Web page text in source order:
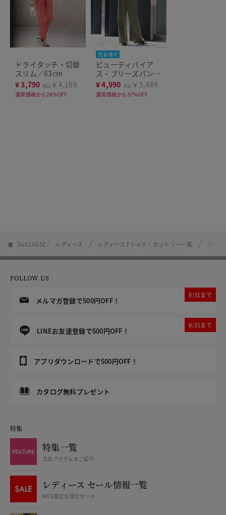
ドライタッチ・切替
スリム／63cm
¥3,790 税込 ￥4,169
通常価格から24%OFF
洗濯機可
ビューティバイア
ス・ブリーズパンツ
／63㎝
¥4,990 税込 ￥5,489
通常価格から37%OFF
DoCLASSE レディース レディース Tシャツ・カットソー一覧 シル
FOLLOW US
メルマガ登録で500円OFF！
8/31まで
LINEお友達登録で500円OFF！
8/31まで
アプリダウンロードで500円OFF！
カタログ無料プレゼント
特集
特集一覧
注目アイテムをご紹介
レディース セール情報一覧
WEB限定お得なセール